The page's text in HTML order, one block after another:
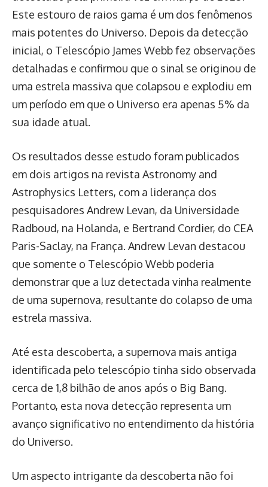
Este estouro de raios gama é um dos fenômenos
mais potentes do Universo. Depois da detecção
inicial, o Telescópio James Webb fez observações
detalhadas e confirmou que o sinal se originou de
uma estrela massiva que colapsou e explodiu em
um período em que o Universo era apenas 5% da
sua idade atual.
Os resultados desse estudo foram publicados
em dois artigos na revista Astronomy and
Astrophysics Letters, com a liderança dos
pesquisadores Andrew Levan, da Universidade
Radboud, na Holanda, e Bertrand Cordier, do CEA
Paris-Saclay, na França. Andrew Levan destacou
que somente o Telescópio Webb poderia
demonstrar que a luz detectada vinha realmente
de uma supernova, resultante do colapso de uma
estrela massiva.
Até esta descoberta, a supernova mais antiga
identificada pelo telescópio tinha sido observada
cerca de 1,8 bilhão de anos após o Big Bang.
Portanto, esta nova detecção representa um
avanço significativo no entendimento da história
do Universo.
Um aspecto intrigante da descoberta não foi